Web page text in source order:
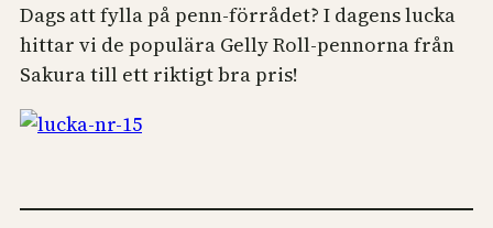
Dags att fylla på penn-förrådet? I dagens lucka
hittar vi de populära Gelly Roll-pennorna från
Sakura till ett riktigt bra pris!